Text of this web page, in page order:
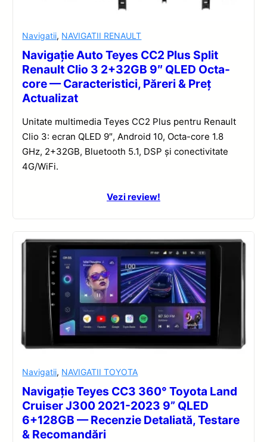
Navigatii, NAVIGATII RENAULT
Navigație Auto Teyes CC2 Plus Split
Renault Clio 3 2+32GB 9″ QLED Octa-
core — Caracteristici, Păreri & Preț
Actualizat
Unitate multimedia Teyes CC2 Plus pentru Renault
Clio 3: ecran QLED 9″, Android 10, Octa-core 1.8
GHz, 2+32GB, Bluetooth 5.1, DSP și conectivitate
4G/WiFi.
Vezi review!
Navigatii, NAVIGATII TOYOTA
Navigație Teyes CC3 360° Toyota Land
Cruiser J300 2021-2023 9” QLED
6+128GB — Recenzie Detaliată, Testare
& Recomandări